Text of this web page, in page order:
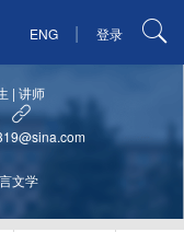
ENG | 登录
|讲师
文学